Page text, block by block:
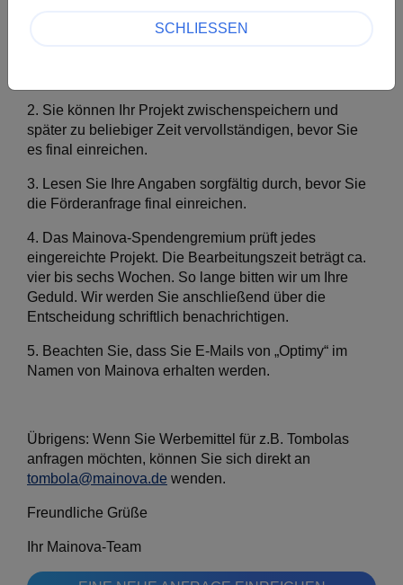
1. Bitte erstellen Sie ein Benutzerkonto, um eine
2. Sie können Ihr Projekt zwischenspeichern und
später zu beliebiger Zeit vervollständigen, bevor Sie
es final einreichen.
3. Lesen Sie Ihre Angaben sorgfältig durch, bevor Sie
die Förderanfrage final einreichen.
4. Das Mainova-Spendengremium prüft jedes
eingereichte Projekt. Die Bearbeitungszeit beträgt ca.
vier bis sechs Wochen. So lange bitten wir um Ihre
Geduld. Wir werden Sie anschließend über die
Entscheidung schriftlich benachrichtigen.
5. Beachten Sie, dass Sie E-Mails von „Optimy“ im
Namen von Mainova erhalten werden.
Übrigens: Wenn Sie Werbemittel für z.B. Tombolas
anfragen möchten, können Sie sich direkt an
tombola@mainova.de wenden.
Freundliche Grüße
Ihr Mainova-Team
SCHLIESSEN